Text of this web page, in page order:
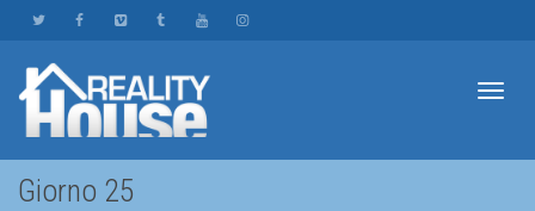
Giorno 25